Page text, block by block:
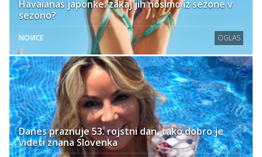
Havaianas japonke: zakaj jih nosimo iz sezone v
sezono?
NOVICE OGLAS
Danes praznuje 53. rojstni dan, tako dobro je
videti znana Slovenka